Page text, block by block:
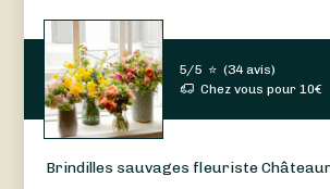
5/5 ⭐ (34 avis)
Chez vous pour10€
Brindilles sauvages fleuriste